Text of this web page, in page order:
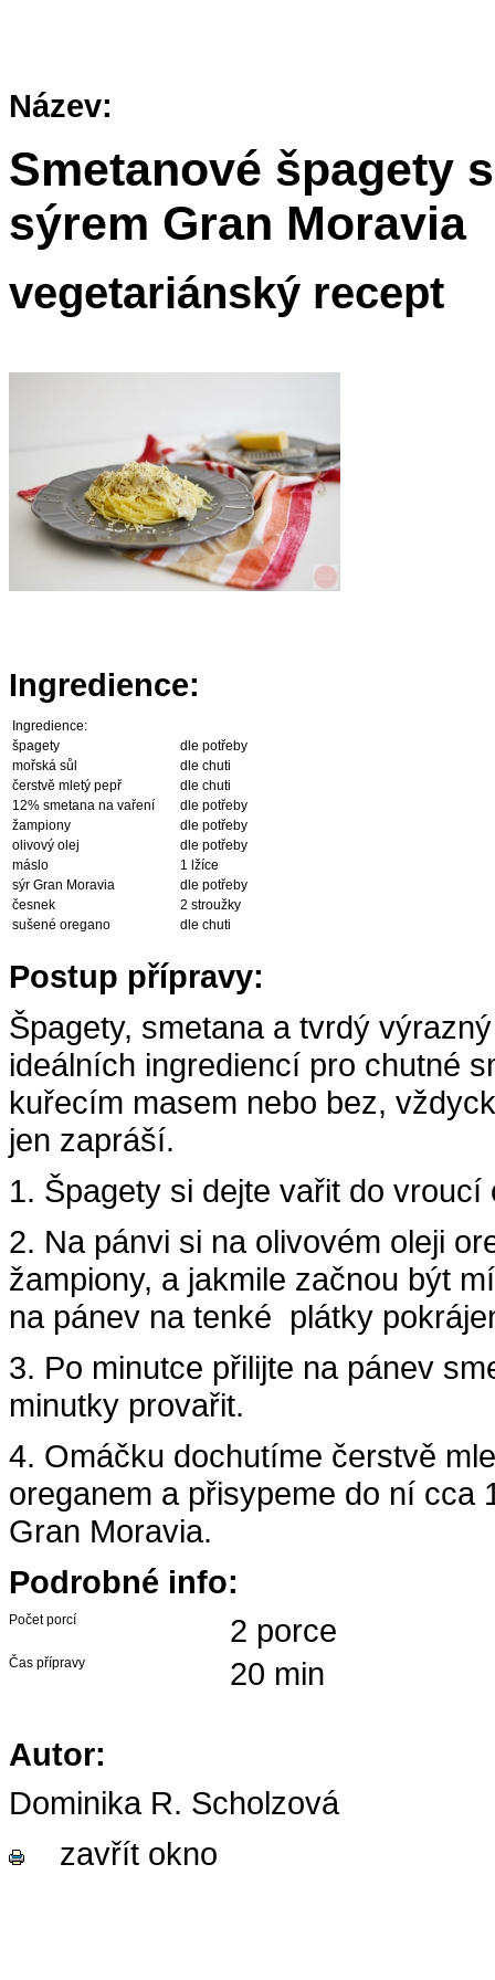
Název:
Smetanové špagety
sýrem Gran Moravia
vegetariánský recept
Ingredience:
Ingredience:
špagety
dle potřeby
mořská sůl
dle chuti
čerstvě mletý pepř
dle chuti
12% smetana na vaření
dle potřeby
žampiony
dle potřeby
olivový olej
dle potřeby
máslo
1 lžíce
sýr Gran Moravia
dle potřeby
česnek
2 stroužky
sušené oregano
dle chuti
Postup přípravy:
Špagety, smetana a tvrdý
ideálních ingrediencí pro chutné
kuřecím masem nebo bez,
jen zapráší.
1. Špagety si dejte vařit do vroucí
2. Na pánvi si na olivovém oleji
žampiony, a jakmile začnou být
na pánev na tenké plátky
3. Po minutce přilijte na pánev
minutky provařit.
4. Omáčku dochutíme čerstvě
oreganem a přisypeme do ní cca
Gran Moravia.
Podrobné info:
Počet porcí 2 porce
Čas přípravy 20 min
Autor:
Dominika R. Scholzová
zavřít okno